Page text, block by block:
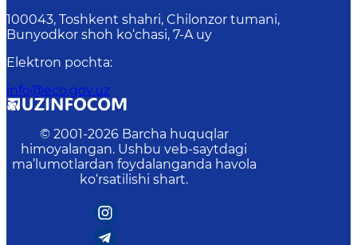
100043, Toshkent shahri, Chilonzor tumani,
Bunyodkor shoh ko‘chasi, 7-A uy
Elektron pochta:
info@eco.gov.uz
© 2001-2026 Barcha huquqlar
himoyalangan. Ushbu veb-saytdagi
ma’lumotlardan foydalanganda havola
ko‘rsatilishi shart.